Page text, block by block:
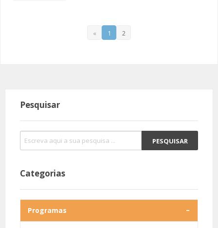
« 1 2
Pesquisar
Categorias
Programas